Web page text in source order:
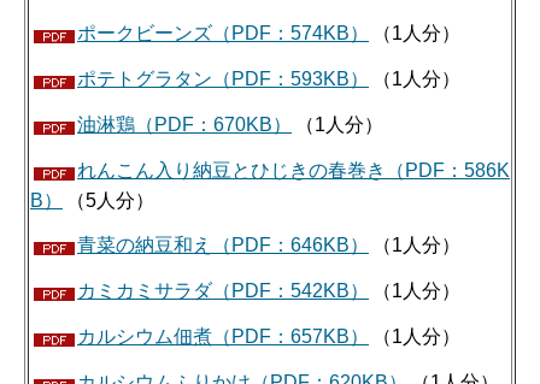
ポークビーンズ（PDF：574KB） （1人分）
ポテトグラタン（PDF：593KB） （1人分）
油淋鶏（PDF：670KB） （1人分）
れんこん入り納豆とひじきの春巻き（PDF：586K
B）
（5人分）
青菜の納豆和え（PDF：646KB） （1人分）
カミカミサラダ（PDF：542KB） （1人分）
カルシウム佃煮（PDF：657KB） （1人分）